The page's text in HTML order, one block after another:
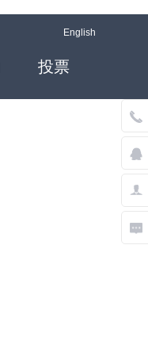
English
投票